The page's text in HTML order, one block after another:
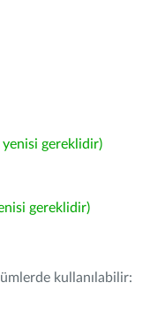
yenisi gereklidir)
gereklidir)
kullanılabilir: